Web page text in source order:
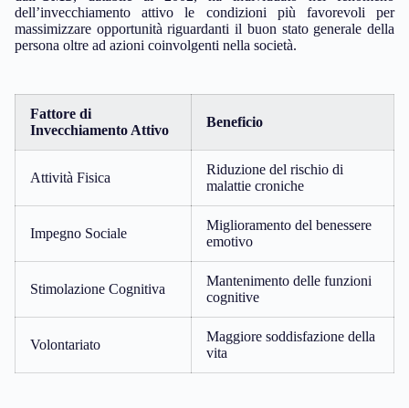
dell’invecchiamento attivo le condizioni più favorevoli per
massimizzare opportunità riguardanti il buon stato generale della
persona oltre ad azioni coinvolgenti nella società.
Fattore di
Invecchiamento Attivo
Beneficio
Attività Fisica
Riduzione del rischio di
malattie croniche
Impegno Sociale
Miglioramento del benessere
emotivo
Stimolazione Cognitiva
Mantenimento delle funzioni
cognitive
Volontariato
Maggiore soddisfazione della
vita